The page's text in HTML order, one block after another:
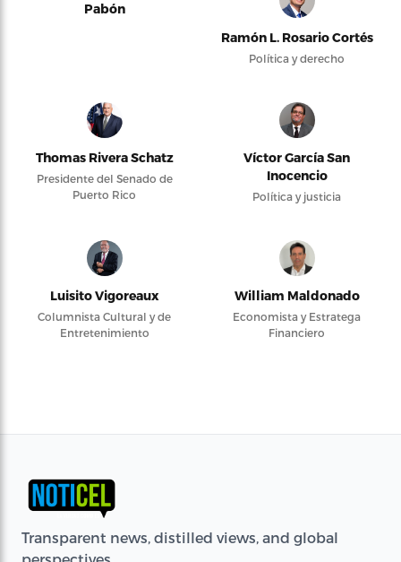
Pabón
Ramón L. Rosario Cortés
Política y derecho
Thomas Rivera Schatz
Presidente del Senado de
Puerto Rico
Víctor García San
Inocencio
Política y justicia
Luisito Vigoreaux
Columnista Cultural y de
Entretenimiento
William Maldonado
Economista y Estratega
Financiero
Transparent news, distilled views, and global